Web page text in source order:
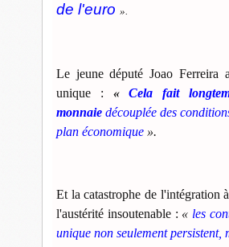
de l'euro ».
Le jeune député Joao Ferreira
unique : «Cela fait
monnaie découplée des
plan économique ».
Et la catastrophe de l'intégration
l'austérité insoutenable : « les
unique non seulement persistent,